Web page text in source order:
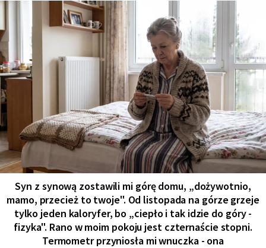
Syn z synową zostawili mi górę domu, „dożywotnio,
mamo, przecież to twoje". Od listopada na górze grzeje
tylko jeden kaloryfer, bo „ciepło i tak idzie do góry -
fizyka". Rano w moim pokoju jest czternaście stopni.
Termometr przyniosła mi wnuczka - ona